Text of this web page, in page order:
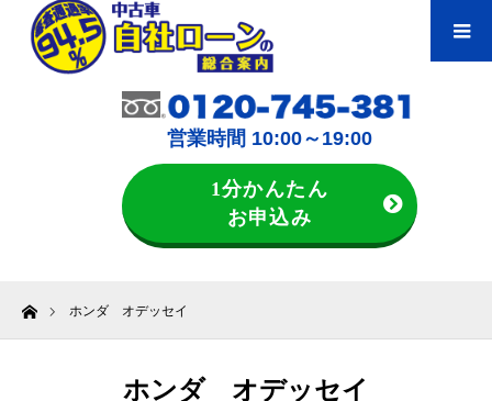
営業時間 10:00～19:00
1分かんたん
お申込み
ホームホンダ オデッセイ
ホンダ オデッセイ